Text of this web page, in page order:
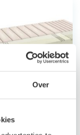
Over
Andros